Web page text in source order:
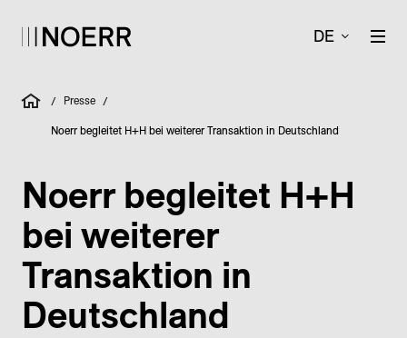
DE
/ Presse /
Noerr begleitet H+H bei weiterer Transaktion in Deutschland
Noerr begleitet H+H
bei weiterer
Transaktion in
Deutschland